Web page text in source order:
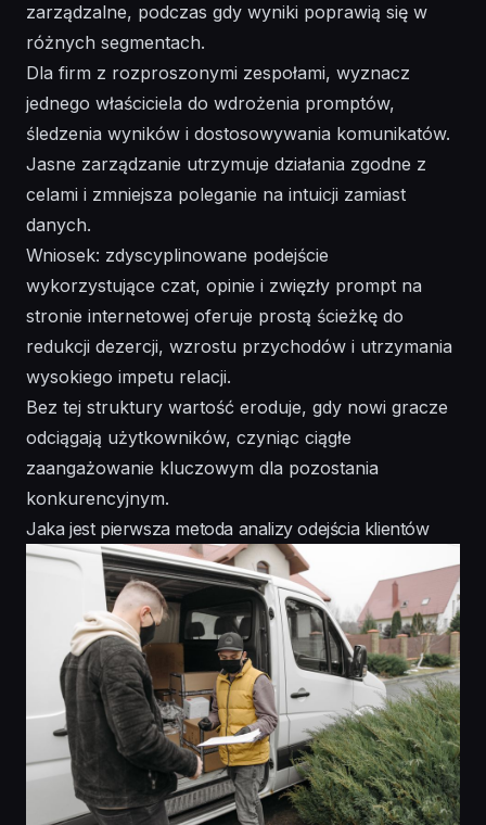
zarządzalne, podczas gdy wyniki poprawią się w
różnych segmentach.
Dla firm z rozproszonymi zespołami, wyznacz
jednego właściciela do wdrożenia promptów,
śledzenia wyników i dostosowywania komunikatów.
Jasne zarządzanie utrzymuje działania zgodne z
celami i zmniejsza poleganie na intuicji zamiast
danych.
Wniosek: zdyscyplinowane podejście
wykorzystujące czat, opinie i zwięzły prompt na
stronie internetowej oferuje prostą ścieżkę do
redukcji dezercji, wzrostu przychodów i utrzymania
wysokiego impetu relacji.
Bez tej struktury wartość eroduje, gdy nowi gracze
odciągają użytkowników, czyniąc ciągłe
zaangażowanie kluczowym dla pozostania
konkurencyjnym.
Jaka jest pierwsza metoda analizy odejścia klientów